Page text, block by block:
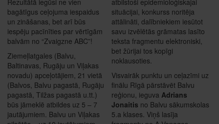
Rezultātā iegūsi ne vien
bagātīgus ceļojuma iespaidus
un zināšanas, bet arī būs
iespēju pacīnīties par vērtīgām
balvām no “Zvaigzne ABC”!
Ziemeļlatgales (Balvu,
Baltinavas, Rugāju un Viļakas
novadu) apceļotājiem, 21 vietā
(Balvos, Balvu pagastā, Rugāju
pagastā, Tilžas pagastā u.tt.)
būs jāmeklē atbildes uz 5 – 7
jautājumiem. Balvu un Viļakas
atbilstoši epidemioloģiskajai
situācijai, konkurss noritēja
attālināti, dalībniekiem iesūtot
savu izvēlētās grāmatas lasīto
teksta fragmentu elektroniski,
bet žūrijai tos kopīgi
noklausoties.
Visvairāk punktu un ceļazīmi uz
finālu Rīgā pārstāvēt Balvu
reģionu, ieguvaAdrians
Jonaitis no Balvu sākumskolas
5.a klases. Viņš lasīja